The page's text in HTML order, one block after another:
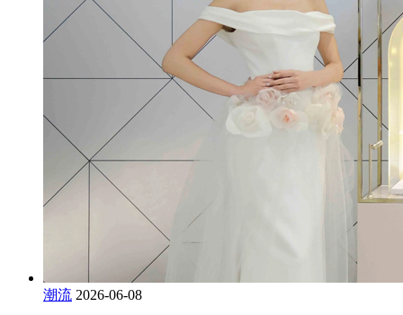
潮流 2026-06-08